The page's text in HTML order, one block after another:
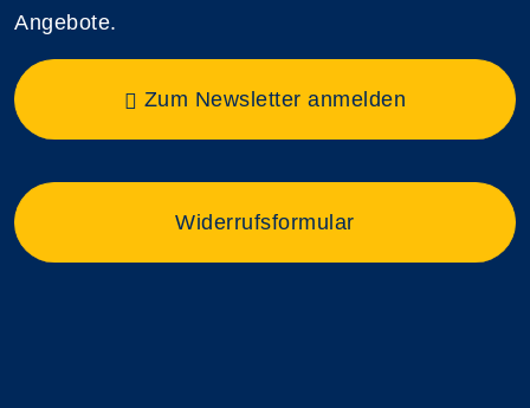
Angebote.
Zum Newsletter anmelden
Widerrufsformular